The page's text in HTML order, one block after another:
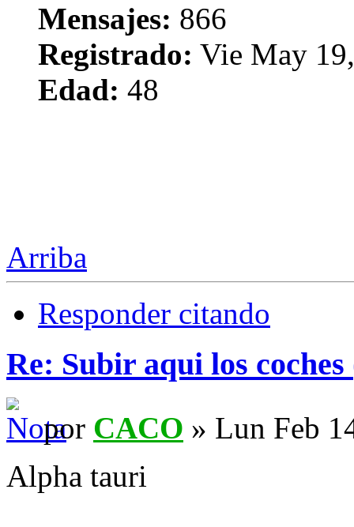
Mensajes: 866
Registrado: Vie May
Edad: 48
Arriba
Responder citando
Re: Subir aqui los
por CACO » Lun Feb
Alpha tauri